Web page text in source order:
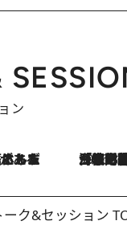
ン
「住宅建てられない…」「サーチャージ料の高値が続いている」ホルムズ海
ーク&セッション